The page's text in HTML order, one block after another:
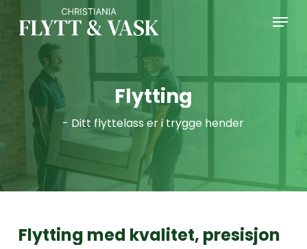
main
content
Menu
Flytting
- Ditt flyttelasseritrygge hender
Flytting med kvalitet, presisjon